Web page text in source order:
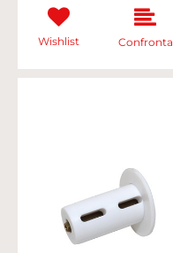
Wishlist Confronta